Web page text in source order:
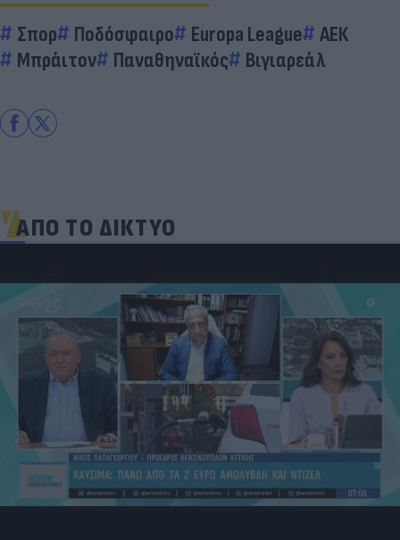
Σπορ Ποδόσφαιρο Europa League
ΑΕΚ
Μπράιτον
Παναθηναϊκός Βιγιαρεάλ
ΑΠΟ ΤΟ ΔΙΚΤΥΟ